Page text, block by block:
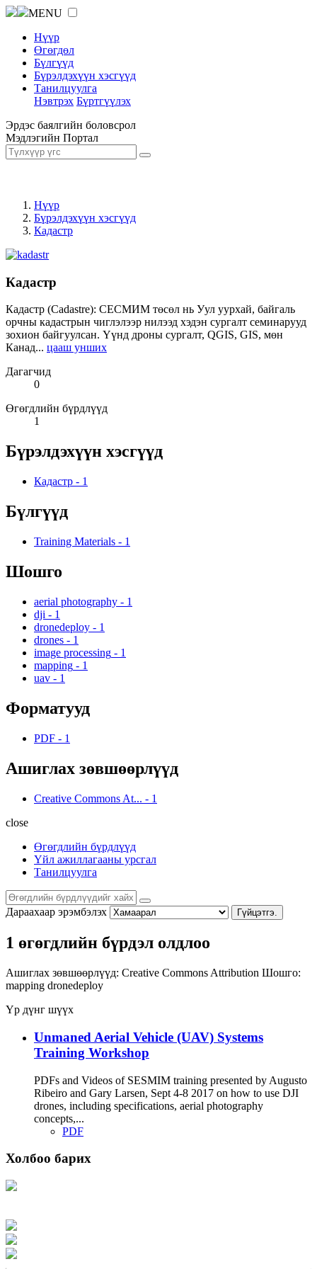
MENU
Нүүр
Өгөгдөл
Бүлгүүд
Бүрэлдэхүүн хэсгүүд
Танилцуулга
Нэвтрэх Бүртгүүлэх
Эрдэс баялгийн боловсрол
Мэдлэгийн Портал
Нүүр
Бүрэлдэхүүн хэсгүүд
Кадастр
Кадастр
Кадастр (Cadastre): СЕСМИМ төсөл нь Уул уурхай, байгаль
орчны кадастрын чиглэлээр нилээд хэдэн сургалт семинарууд
зохион байгуулсан. Үүнд дроны сургалт, QGIS, GIS, мөн
Канад... цааш унших
Дагагчид
0
Өгөгдлийн бүрдлүүд
1
Бүрэлдэхүүн хэсгүүд
Кадастр - 1
Бүлгүүд
Training Materials - 1
Шошго
aerial photography - 1
dji - 1
dronedeploy - 1
drones - 1
image processing - 1
mapping - 1
uav - 1
Форматууд
PDF - 1
Ашиглах зөвшөөрлүүд
Creative Commons At... - 1
close
Өгөгдлийн бүрдлүүд
Үйл ажиллагааны урсгал
Танилцуулга
Дараахаар эрэмбэлэх Гүйцэтгэ.
1 өгөгдлийн бүрдэл олдлоо
Ашиглах зөвшөөрлүүд: Creative Commons Attribution Шошго:
mapping dronedeploy
Үр дүнг шүүх
Unmaned Aerial Vehicle (UAV) Systems
Training Workshop
PDFs and Videos of SESMIM training presented by Augusto
Ribeiro and Gary Larsen, Sept 4-8 2017 on how to use DJI
drones, including specifications, aerial photography
concepts,...
PDF
Холбоо барих